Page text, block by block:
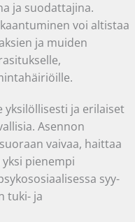
ja suodattajina.
voi altistaa
ja muiden
yksilöllisesti ja erilaiset
Asennon
vaivaa, haittaa
pienempi
syy-
tuki- ja